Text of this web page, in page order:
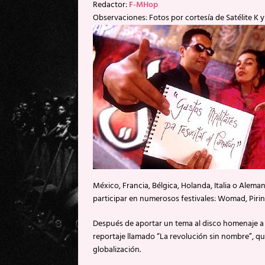
Redactor:F-MHop
Observaciones: Fotos por cortesía de Satélite K
México, Francia, Bélgica, Holanda, Italia o
participar en numerosos festivales: Womad,
Después de aportar un tema al disco homenaje
reportaje llamado “La revolución sin nombre”,
globalización.